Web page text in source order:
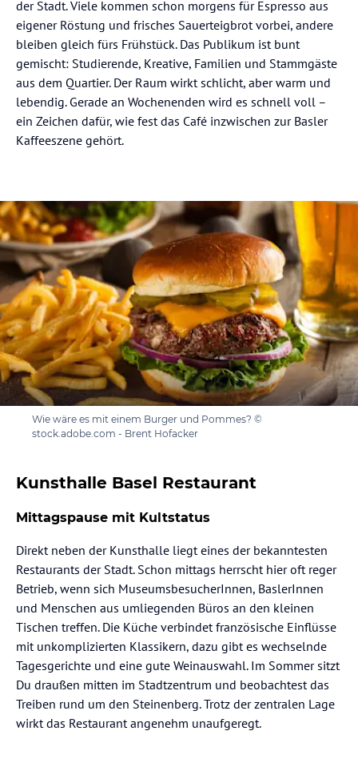
der Stadt. Viele kommen schon morgens für Espresso aus
eigener Röstung und frisches Sauerteigbrot vorbei, andere
bleiben gleich fürs Frühstück. Das Publikum ist bunt
gemischt: Studierende, Kreative, Familien und Stammgäste
aus dem Quartier. Der Raum wirkt schlicht, aber warm und
lebendig. Gerade an Wochenenden wird es schnell voll –
ein Zeichen dafür, wie fest das Café inzwischen zur Basler
Kaffeeszene gehört.
Wie wäre es mit einem Burger und Pommes? ©
stock.adobe.com - Brent Hofacker
Kunsthalle Basel Restaurant
Mittagspause mit Kultstatus
Direkt neben der Kunsthalle liegt eines der bekanntesten
Restaurants der Stadt. Schon mittags herrscht hier oft reger
Betrieb, wenn sich MuseumsbesucherInnen, BaslerInnen
und Menschen aus umliegenden Büros an den kleinen
Tischen treffen. Die Küche verbindet französische Einflüsse
mit unkomplizierten Klassikern, dazu gibt es wechselnde
Tagesgerichte und eine gute Weinauswahl. Im Sommer sitzt
Du draußen mitten im Stadtzentrum und beobachtest das
Treiben rund um den Steinenberg. Trotz der zentralen Lage
wirkt das Restaurant angenehm unaufgeregt.